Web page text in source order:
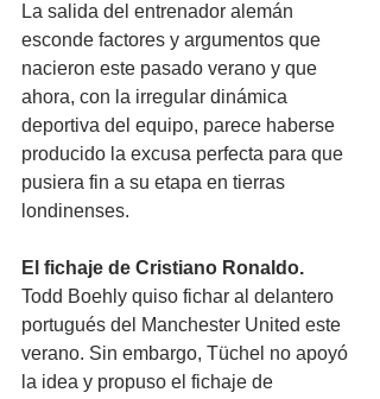
La salida del entrenador alemán
esconde factores y argumentos que
nacieron este pasado verano y que
ahora, con la irregular dinámica
deportiva del equipo, parece haberse
producido la excusa perfecta para que
pusiera fin a su etapa en tierras
londinenses.
El fichaje de Cristiano Ronaldo.
Todd Boehly quiso fichar al delantero
portugués del Manchester United este
verano. Sin embargo, Tüchel no apoyó
la idea y propuso el fichaje de